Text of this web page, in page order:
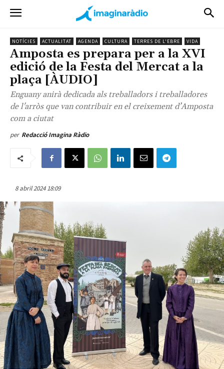
NOTÍCIES ACTUALITAT AGENDA CULTURA TERRES DE L'EBRE VIDA
Amposta es prepara per a la XVI
edició de la Festa del Mercat a la
plaça [ÀUDIO]
Enguany anirà dedicada als treballadors i treballadores
de l'arròs que van contribuir en el creixement d’Amposta
com a ciutat
per Redacció Imagina Ràdio
8 abril 2024 18:09